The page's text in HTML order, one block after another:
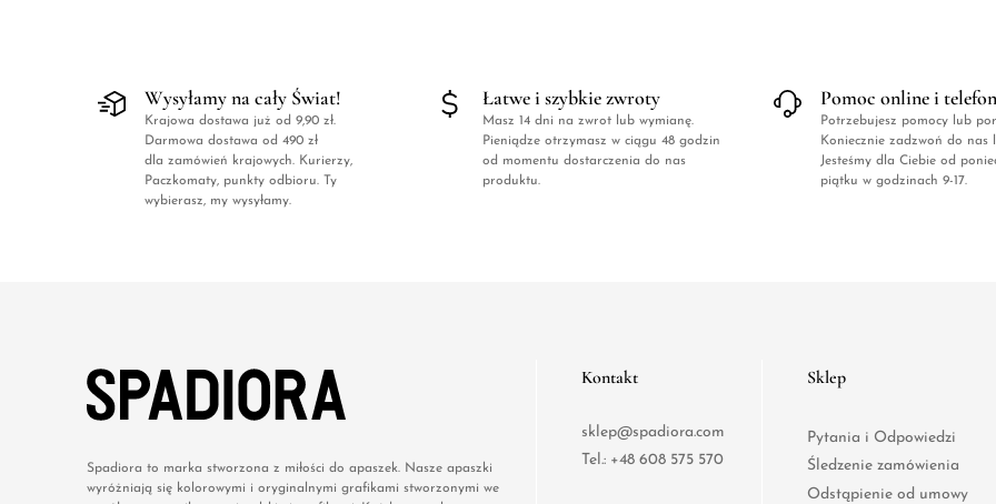
Wysyłamy na cały Świat!
Krajowa dostawa już od 9,90 zł.
Darmowa dostawa od 490 zł
dla zamówień krajowych. Kurierzy,
Paczkomaty, punkty odbioru. Ty
wybierasz, my wysyłamy.
Łatwe i szybkie zwroty
Masz 14 dni na zwrot lub wymianę.
Pieniądze otrzymasz w ciągu 48 godzin
od momentu dostarczenia do nas
produktu.
Pomoc online i
Potrzebujesz pomocy lub
Koniecznie zadzwoń do nas
Jesteśmy dla Ciebie od
piątku w godzinach 9-17.
Spadiora to marka stworzona z miłości do apaszek. Nasze apaszki
wyróżniają się kolorowymi i oryginalnymi grafikami stworzonymi we
Kontakt
sklep@spadiora.com
Tel.: +48 608 575 570
Sklep
Pytania i Odpowiedzi
Śledzenie zamówienia
Odstąpienie od umowy